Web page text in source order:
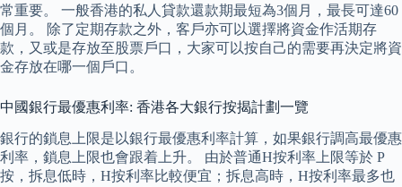
常重要。 一般香港的私人貸款還款期最短為3個月，最長可達60
個月。 除了定期存款之外，客戶亦可以選擇將資金作活期存
款，又或是存放至股票戶口，大家可以按自己的需要再決定將資
金存放在哪一個戶口。
中國銀行最優惠利率: 香港各大銀行按揭計劃一覽
銀行的鎖息上限是以銀行最優惠利率計算，如果銀行調高最優惠
利率，鎖息上限也會跟着上升。 由於普通H按利率上限等於 P
按，拆息低時，H按利率比較便宜；拆息高時，H按利率最多也